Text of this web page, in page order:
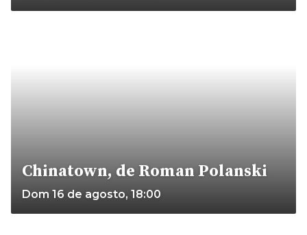
Chinatown, de Roman Polanski
Dom 16 de agosto, 18:00